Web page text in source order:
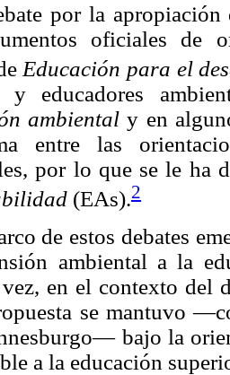
por la apropiación
oficiales de
Educación para el
y educadores
ambiental y en
entre las
por lo que se le ha
(EAs).2
de estos debates
ambiental a la
en el contexto del
se mantuvo
bajo la
a la educación